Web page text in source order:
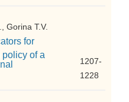
Gorina T.V.
for
of a
1207-
1228